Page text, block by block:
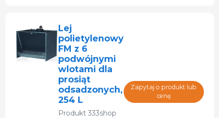
Lej
polietylenowy
FM z 6
podwójnymi
wlotami dla
prosiąt
odsadzonych,
254 L
Produkt 333shop
Zapytaj o produkt lub
cenę